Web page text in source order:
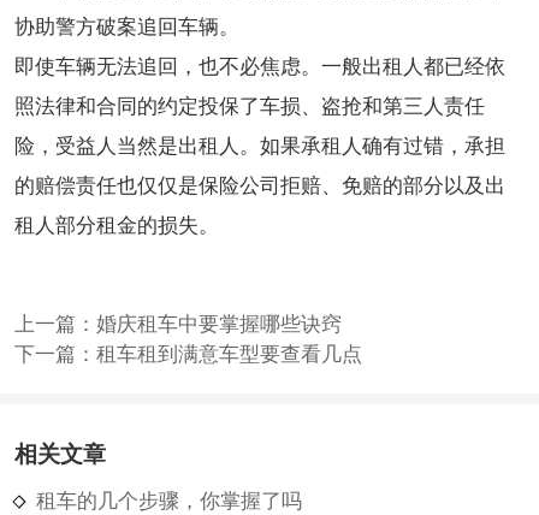
协助警方破案追回车辆。
即使车辆无法追回，也不必焦虑。一般出租人都已经依
照法律和合同的约定投保了车损、盗抢和第三人责任
险，受益人当然是出租人。如果承租人确有过错，承担
的赔偿责任也仅仅是保险公司拒赔、免赔的部分以及出
租人部分租金的损失。
上一篇： 婚庆租车中要掌握哪些诀窍
下一篇： 租车租到满意车型要查看几点
相关文章
租车的几个步骤，你掌握了吗